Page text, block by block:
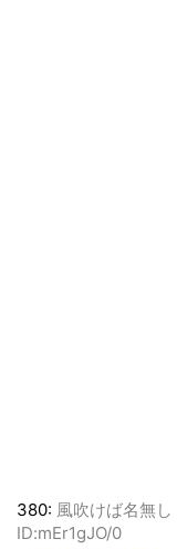
380: 風吹けば名無し
ID:mEr1gJO/0